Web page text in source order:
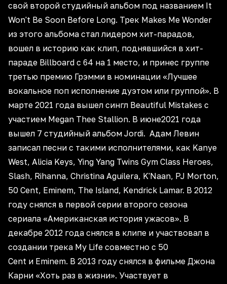
свой второй студийный альбом под названием It
Won't Be Soon Before Long. Трек Makes Me Wonder
из этого альбома стал лидером хит-парадов,
вошел в историю как клип, поднявшийся в хит-
параде Billboard с 64 на 1 место, и принес группе
третью премию Грэмми в номинации «Лучшее
вокальное поп исполнение дуэтом или группой». В
марте 2021 года вышел сингл Beautiful Mistakes с
участием Megan Thee Stallion. В июне2021 года
вышел 7 студийный альбом Jordi. Адам Левин
записал песни с такими исполнителями, как Kanye
West, Alicia Keys, Ying Yang Twins Gym Class Heroes,
Slash, Rihanna, Christina Aguilera, K'Naan, PJ Morton,
50 Cent, Eminem, The Island, Kendrick Lamar. В 2012
году снялся в первой серии второго сезона
сериала «Американская история ужасов». В
декабре 2012 года снялся в клипе и участвовал в
создании трека My Life совместно с 50
Cent и Eminem. В 2013 году снялся в фильме Джона
Карни «Хоть раз в жизни». Участвует в